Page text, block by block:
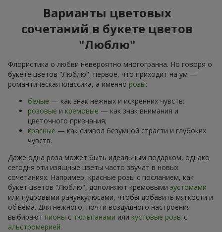
Варианты цветовых
сочетаний в букете цветов
"Люблю"
Флористика о любви невероятно многогранна. Но говоря о
букете цветов "Люблю", первое, что приходит на ум —
романтическая классика, а именно розы:
белые — как знак нежных и искренних чувств;
розовые и кремовые — как знак внимания и
цветочного признания;
красные — как символ безумной страсти и глубоких
чувств.
Даже одна роза может быть идеальным подарком, однако
сегодня эти изящные цветы часто звучат в новых
сочетаниях. Например, красные розы с посланием, как
букет цветов "Люблю", дополняют кремовыми эустомами
или пудровыми ранункулюсами, чтобы добавить мягкости и
объёма. Для нежного, почти воздушного настроения
выбирают пионы с тюльпанами или кустовые розы с
альстромерией.